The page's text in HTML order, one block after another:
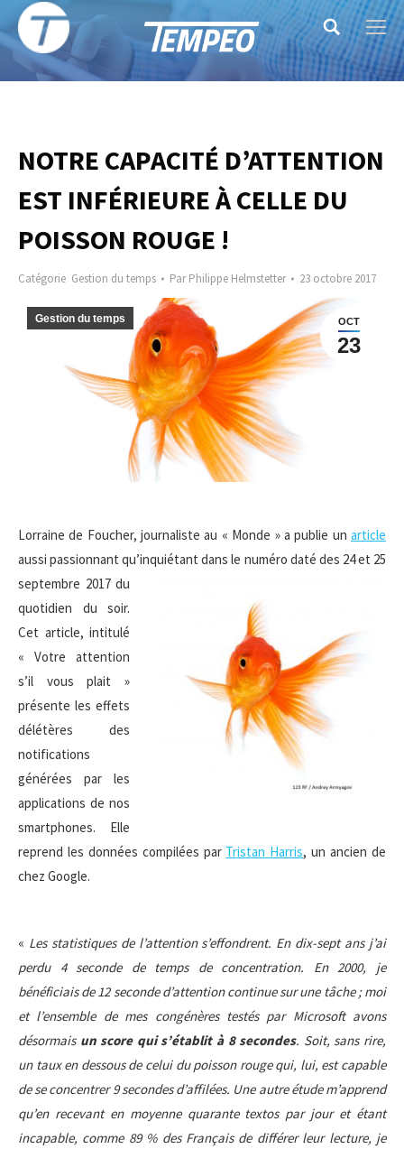
Search:
NOTRE CAPACITÉ D’ATTENTION
EST INFÉRIEURE À CELLE DU
POISSON ROUGE !
Catégorie Gestion du temps ParPhilippe Helmstetter 23 octobre 2017
OCT
23
Gestion du temps
Lorraine de Foucher, journaliste au « Monde » a publie un article
aussi passionnant qu’inquiétant dans le numéro daté des 24 et 25
septembre 2017 du
quotidien du soir.
Cet article, intitulé
« Votre attention
s’il vous plait »
présente les effets
délétères des
notifications
générées par les
applications de nos
smartphones. Elle
reprend les données compilées par Tristan Harris, un ancien de
chez Google.
« Les statistiques de l’attention s’effondrent. En dix-sept ans j’ai
perdu 4 seconde de temps de concentration. En 2000, je
bénéficiais de 12 seconde d’attention continue sur une tâche ; moi
et l’ensemble de mes congénères testés par Microsoft avons
désormais un score qui s’établit à 8 secondes. Soit, sans rire,
un taux en dessous de celui du poisson rouge qui, lui, est capable
de se concentrer 9 secondes d’affilées. Une autre étude m’apprend
qu’en recevant en moyenne quarante textos par jour et étant
incapable, comme 89 % des Français de différer leur lecture, je